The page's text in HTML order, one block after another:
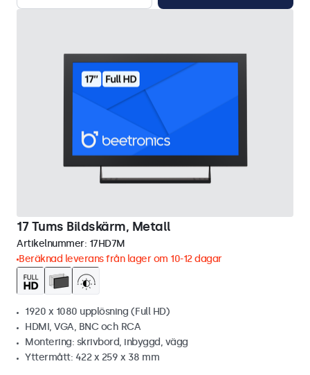
17 Tums Bildskärm, Metall
Artikelnummer: 17HD7M
Beräknad leverans från lager om 10-12 dagar
1920 x 1080 upplösning (Full HD)
HDMI, VGA, BNC och RCA
Montering: skrivbord, inbyggd, vägg
Yttermått: 422 x 259 x 38 mm